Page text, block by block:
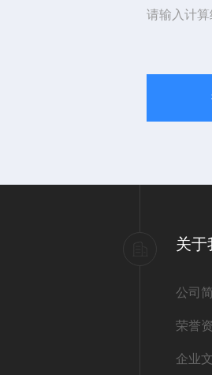
请输入计
关于
公司
荣誉
企业